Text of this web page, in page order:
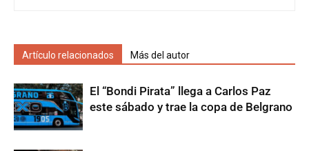
Artículo relacionados Más del autor
El “Bondi Pirata” llega a Carlos Paz
este sábado y trae la copa de Belgrano